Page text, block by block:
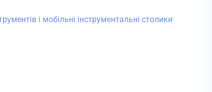
і мобільні інструментальні столики